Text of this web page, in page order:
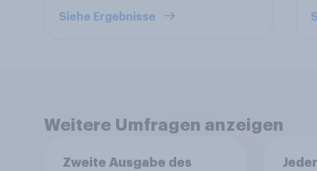
Siehe Ergebnisse
Weitere Umfragen anzeigen
Zweite Ausgabe des